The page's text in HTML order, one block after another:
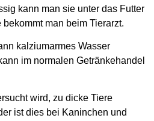
kann man sie unter das Futter
man beim Tierarzt.
kalziumarmes Wasser
im normalen Getränkehandel
wird, zu dicke Tiere
ist dies bei Kaninchen und